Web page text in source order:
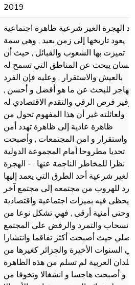
2019
الهجرة الغير شرعية ظاهرة اجتماعية
يعود تاريخها إلى زمن بعيد , وهي سمة
تميزت بها الشعوب والقبائل , حيث أن
يبحث عن المناطق التي تسمح له
بالعيش والاستقرار , وعليه فإن الفرد
يهاجر للبحث عن ما هو أفضل و أحسن ,
فرص الرقي والتقدم الاقتصادي له
ولعائلته غير أن هذا المفهوم تحول من
ظاهرة عادية إلى ظاهرة تهدد أمن
واستقرار و امن المجتمعات , وأصبحت
تحديا مطروحا أمام المجموعة الدولية
نظرا للمخاطر الناجمة عنها . - الهجرة
الغير شرعية أحد الطرق التي يعمد إليها
للهروب من مجتمعه إلى مجتمع آخر
يحظى فيه بميزات اجتماعية واقتصادية
وحتى أمنية أرقى , فهي تشكل نوعا من
الانسحاب والتمرد والرفض على المجتمع
حيث أصبحت أكثر تفاقما وانتشارا
في السنوات الأخيرة والجزائر كغيرها من
البلدان العربية لم تسلم من هذه الظاهرة
و أصبحت هاجسا و انشغالا وتخوفا من